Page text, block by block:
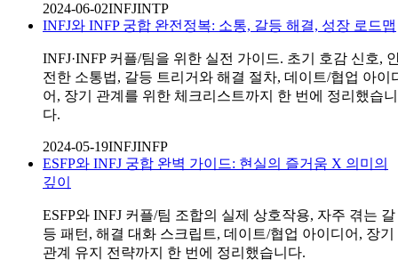
2024-06-02INFJINTP
INFJ와 INFP 궁합 완전정복: 소통, 갈등 해결, 성장 로드맵
INFJ·INFP 커플/팀을 위한 실전 가이드. 초기 호감 신호,
전한 소통법, 갈등 트리거와 해결 절차, 데이트/협업 아이
어, 장기 관계를 위한 체크리스트까지 한 번에 정리했습니
다.
2024-05-19INFJINFP
ESFP와 INFJ 궁합 완벽 가이드: 현실의 즐거움 X 의미의
깊이
ESFP와 INFJ 커플/팀 조합의 실제 상호작용, 자주 겪는 갈
등 패턴, 해결 대화 스크립트, 데이트/협업 아이디어, 장기
관계 유지 전략까지 한 번에 정리했습니다.